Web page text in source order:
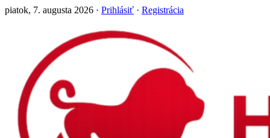
piatok, 7. augusta 2026 · Prihlásiť · Registrácia